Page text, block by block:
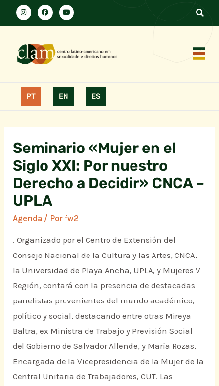
PT EN ES
Seminario «Mujer en el
Siglo XXI: Por nuestro
Derecho a Decidir» CNCA –
UPLA
Agenda / Porfw2
. Organizado por el Centro de Extensión del
Consejo Nacional de la Cultura y las Artes, CNCA,
la Universidad de Playa Ancha, UPLA, y Mujeres V
Región, contará con la presencia de destacadas
panelistas provenientes del mundo académico,
político y social, destacando entre otras Mireya
Baltra, ex Ministra de Trabajo y Previsión Social
del Gobierno de Salvador Allende, y María Rozas,
Encargada de la Vicepresidencia de la Mujer de la
Central Unitaria de Trabajadores, CUT. Las